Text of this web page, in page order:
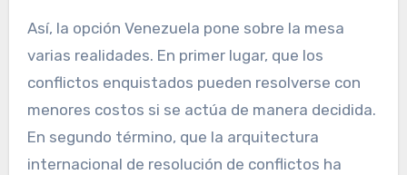
Así, la opción Venezuela pone sobre la mesa
varias realidades. En primer lugar, que los
conflictos enquistados pueden resolverse con
menores costos si se actúa de manera decidida.
En segundo término, que la arquitectura
internacional de resolución de conflictos ha